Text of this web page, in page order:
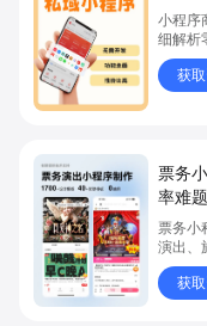
小程序
细解析
商城
品上架
货新
获
票务
率难题
票务小
演出、
售渠
“票务
获